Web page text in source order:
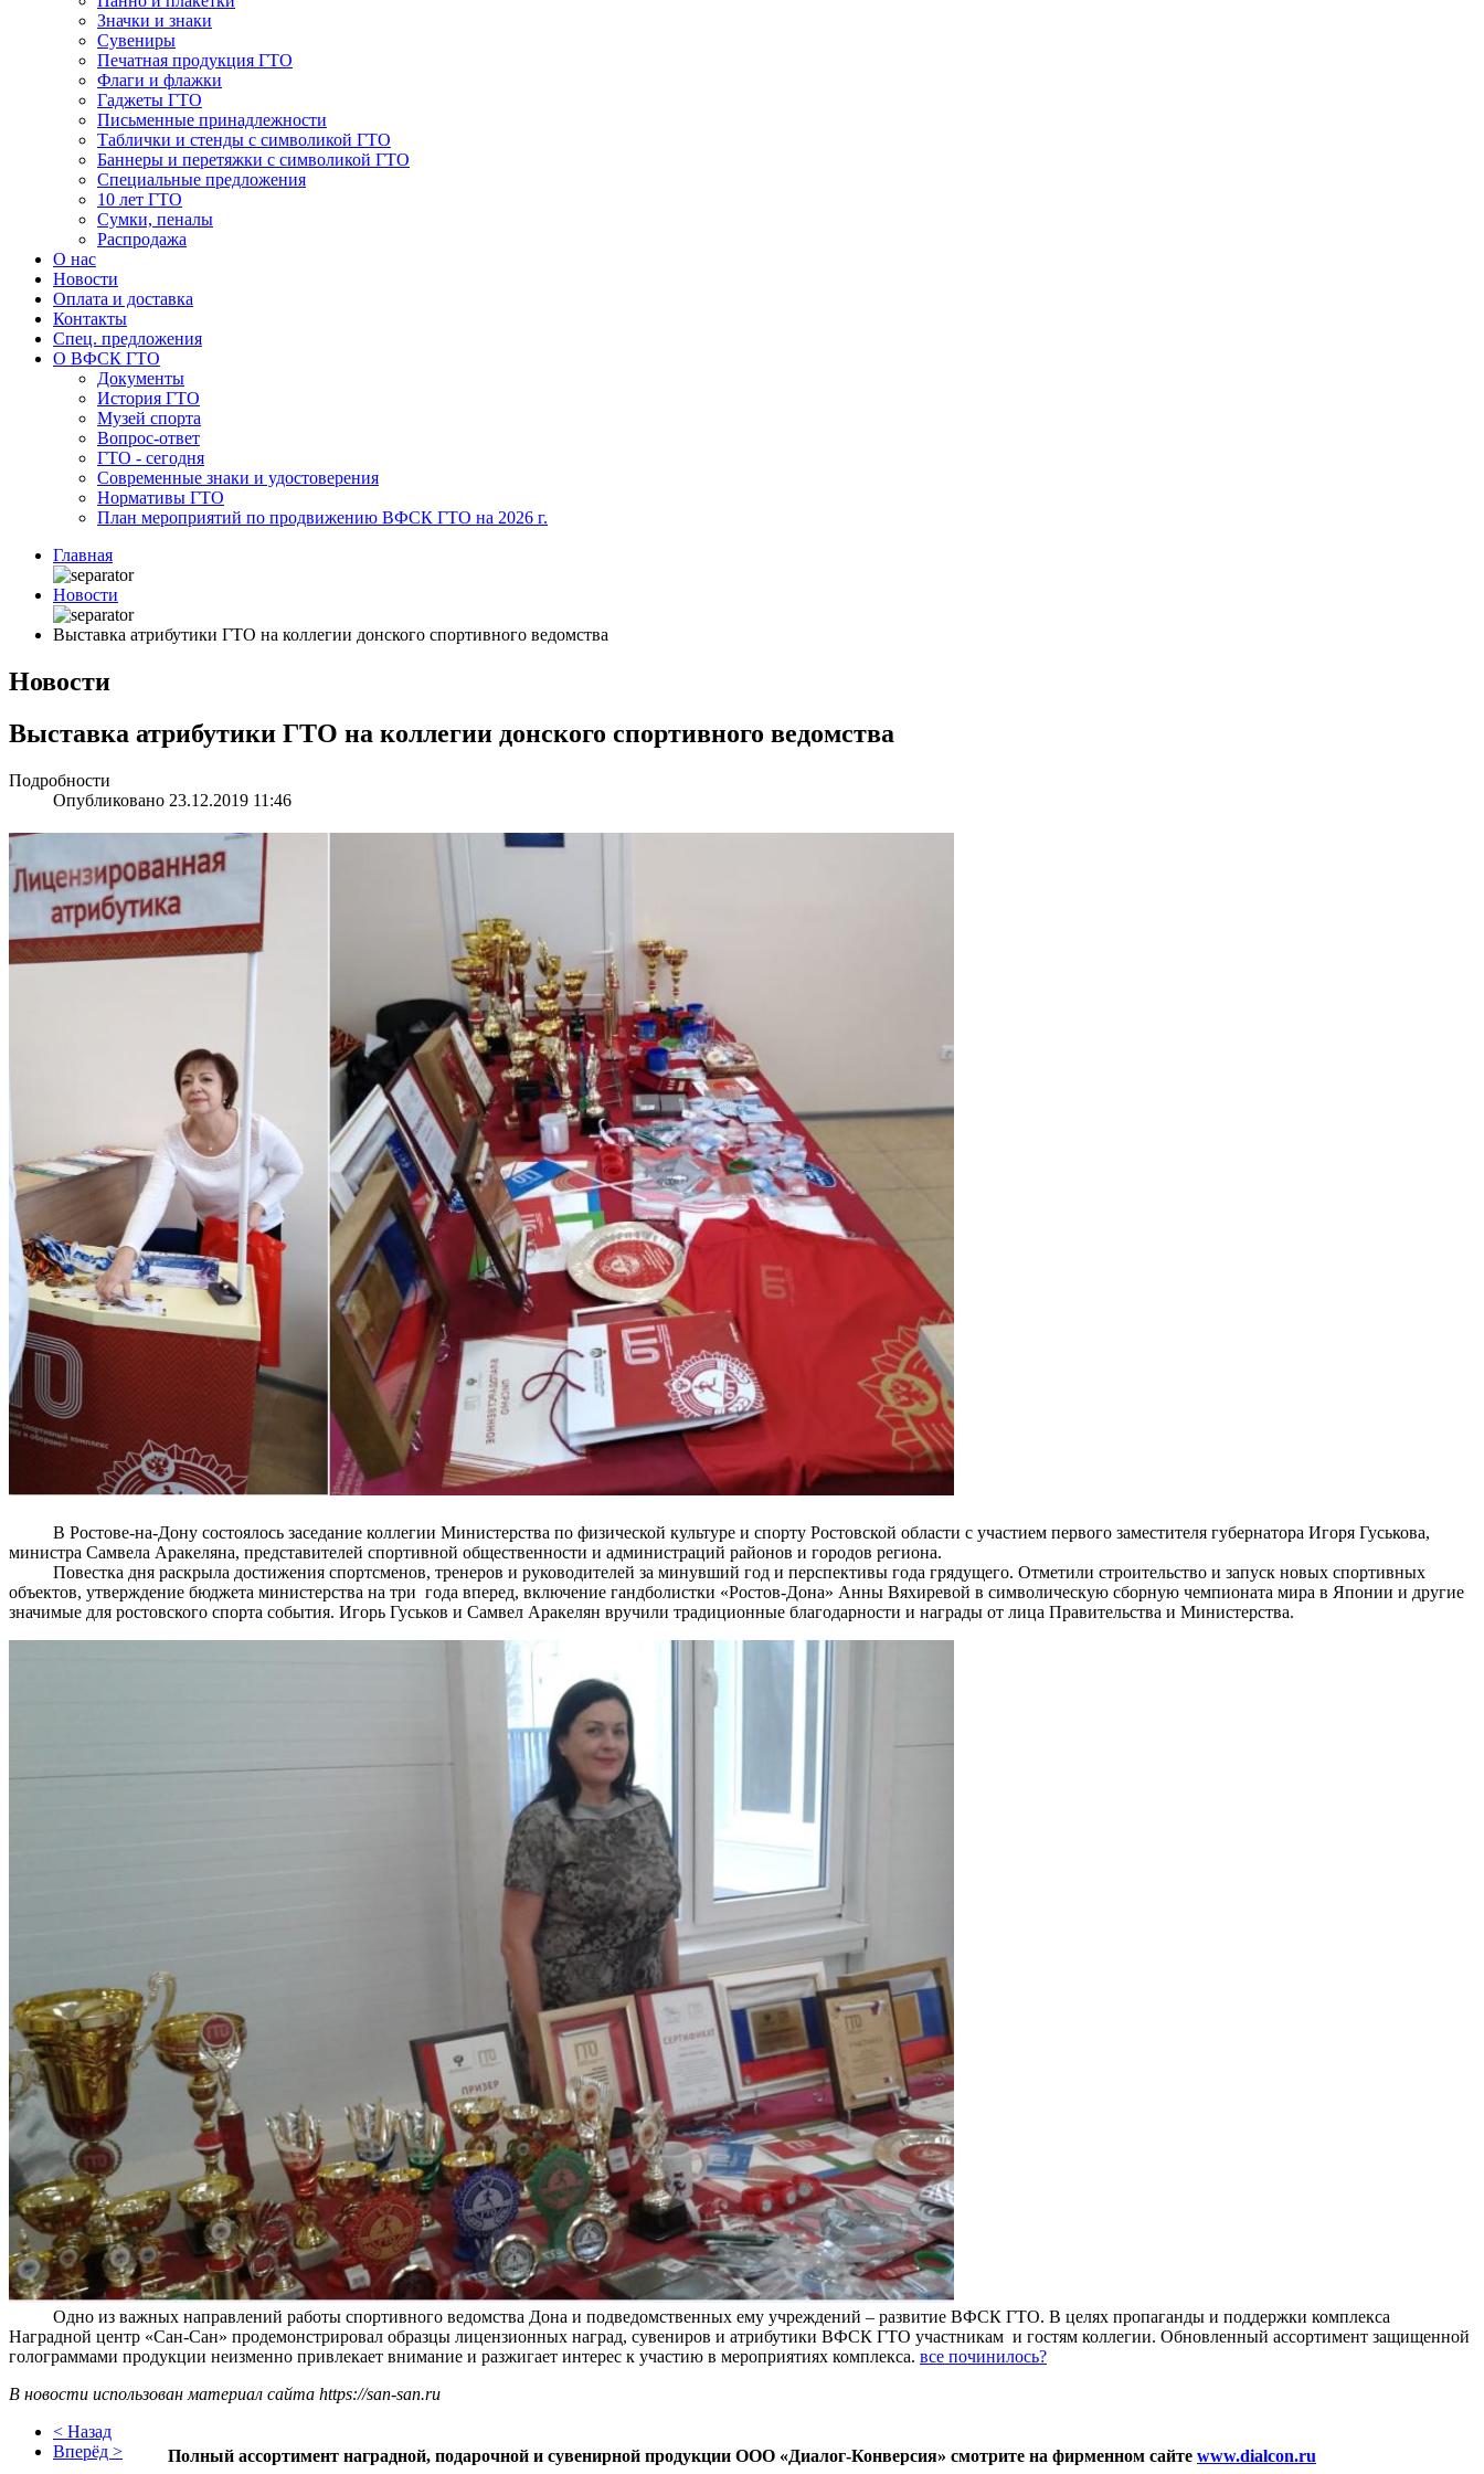
Значки и знаки
Сувениры
Печатная продукция ГТО
Флаги и флажки
Гаджеты ГТО
Письменные принадлежности
Таблички и стенды с символикой ГТО
Баннеры и перетяжки с символикой ГТО
Специальные предложения
10 лет ГТО
Сумки, пеналы
Распродажа
О нас
Новости
Оплата и доставка
Контакты
Спец. предложения
О ВФСК ГТО
Документы
История ГТО
Музей спорта
Вопрос-ответ
ГТО - сегодня
Современные знаки и удостоверения
Нормативы ГТО
План мероприятий по продвижению ВФСК ГТО на 2026 г.
Главная
Новости
Выставка атрибутики ГТО на коллегии донского спортивного ведомства
Новости
Выставка атрибутики ГТО на коллегии донского спортивного ведомства
Подробности
Опубликовано 23.12.2019 11:46
В Ростове-на-Дону состоялось заседание коллегии Министерства по физической культуре и спорту Ростовской области с участием первого заместителя губернатора Игоря Гуськова,
министра Самвела Аракеляна, представителей спортивной общественности и администраций районов и городов региона.
Повестка дня раскрыла достижения спортсменов, тренеров и руководителей за минувший год и перспективы года грядущего. Отметили строительство и запуск новых спортивных
объектов, утверждение бюджета министерства на три года вперед, включение гандболистки «Ростов-Дона» Анны Вяхиревой в символическую сборную чемпионата мира в Японии и другие
значимые для ростовского спорта события. Игорь Гуськов и Самвел Аракелян вручили традиционные благодарности и награды от лица Правительства и Министерства.
Одно из важных направлений работы спортивного ведомства Дона и подведомственных ему учреждений – развитие ВФСК ГТО. В целях пропаганды и поддержки комплекса
Наградной центр «Сан-Сан» продемонстрировал образцы лицензионных наград, сувениров и атрибутики ВФСК ГТО участникам и гостям коллегии. Обновленный ассортимент защищенной
голограммами продукции неизменно привлекает внимание и разжигает интерес к участию в мероприятиях комплекса. все починилось?
В новости использован материал сайта https://san-san.ru
< Назад
Вперёд >
Полный ассортимент наградной, подарочной и сувенирной продукции ООО «Диалог-Конверсия» смотрите на фирменном сайте www.dialcon.ru